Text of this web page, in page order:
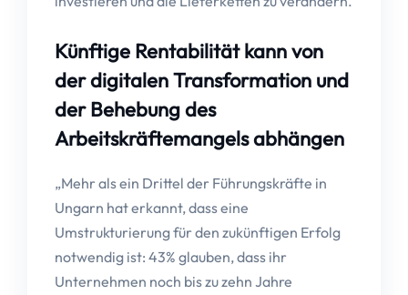
Künftige Rentabilität kann von
der digitalen Transformation und
der Behebung des
Arbeitskräftemangels abhängen
„Mehr als ein Drittel der Führungskräfte in
Ungarn hat erkannt, dass eine
Umstrukturierung für den zukünftigen Erfolg
notwendig ist: 43% glauben, dass ihr
Unternehmen noch bis zu zehn Jahre